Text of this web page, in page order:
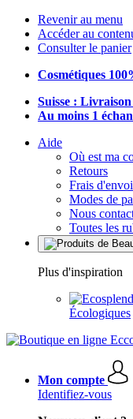
Revenir au menu
Accéder au
Consulter le panier
Cosmétiques
Suisse :
Au moins 1
Aide
Où est ma
Retours
Frais d'envoi
Modes de
Nous
Toutes les
Plus d'inspiration
Écologiques
Mon compte
Identifiez-vous